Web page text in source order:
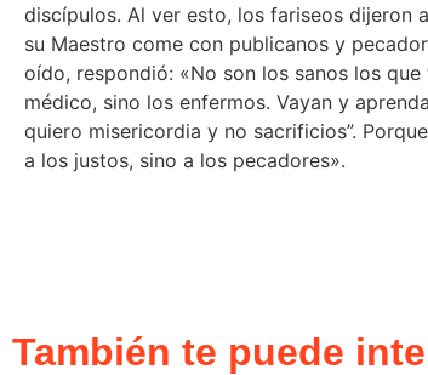
discípulos. Al ver esto, los fariseos dijeron
su Maestro come con publicanos y
oído, respondió: «No son los sanos los que
médico, sino los enfermos. Vayan y
quiero misericordia y no sacrificios”.
a los justos, sino a los pecadores».
También te puede